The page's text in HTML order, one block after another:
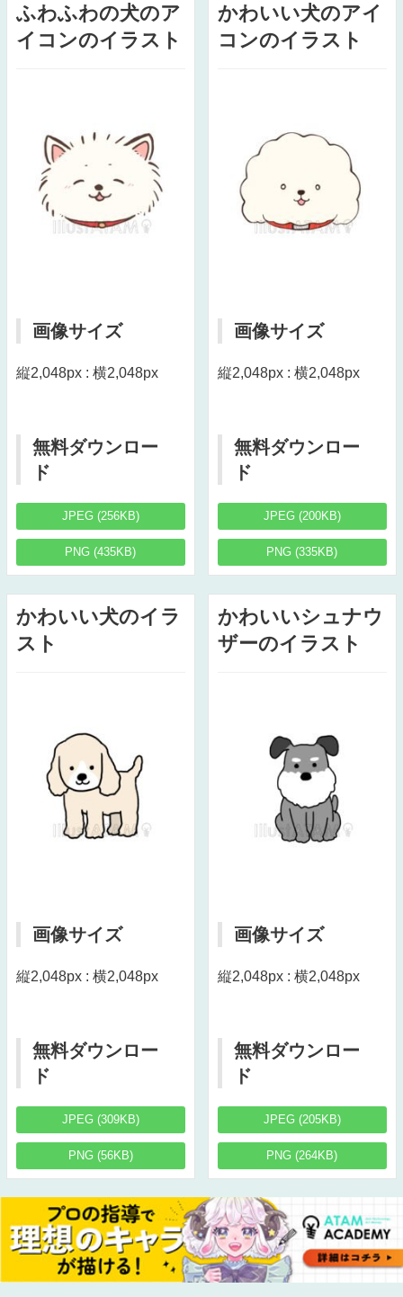
ふわふわの犬のア
イコンのイラスト
画像サイズ
縦2,048px : 横2,048px
無料ダウンロー
ド
JPEG (256KB)
PNG (435KB)
かわいい犬のアイ
コンのイラスト
画像サイズ
縦2,048px : 横2,048px
無料ダウンロー
ド
JPEG (200KB)
PNG (335KB)
かわいい犬のイラ
スト
画像サイズ
縦2,048px : 横2,048px
無料ダウンロー
ド
JPEG (309KB)
PNG (56KB)
かわいいシュナウ
ザーのイラスト
画像サイズ
縦2,048px : 横2,048px
無料ダウンロー
ド
JPEG (205KB)
PNG (264KB)